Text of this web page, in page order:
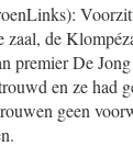
zaal, de
premier De
en ze had
geen